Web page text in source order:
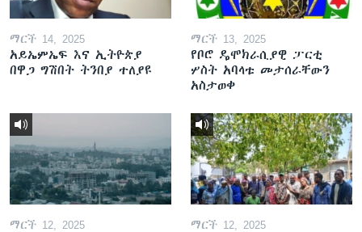
ማርች 14, 2025
አይኤምኤፍ እና ኢትዮጵያ
በዋጋ ግሽበት ትንበያ ተለያዩ
ማርች 13, 2025
የቦሮ ዴሞክራሲያዊ ፓርቲ
ሦስት አባላቱ መታሰራቸውን
አስታወቀ
ማርች 12, 2025 ማርች 12, 2025